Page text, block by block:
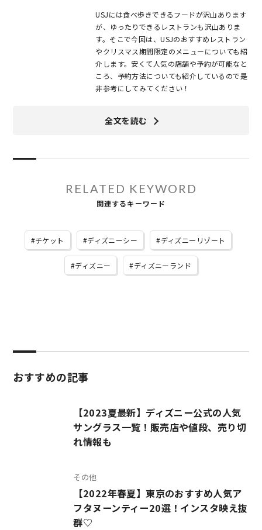
USJには食べ歩きできるフードが沢山あります
が、ゆったりできるレストランも沢山ありま
す。そこで今回は、USJのおすすめレストラン
やクリスマス期間限定のメニューについても紹
介します。安くて人気の店舗や予約が可能なと
ころ、予約方法についても紹介しているので是
非参考にしてみてください！
全文を読む
RELATED KEYWORD
関連するキーワード
チケット ディズニーシー ディズニーリゾート
ディズニー ディズニーランド
おすすめの記事
【2023夏最新】ディズニー公式の人気
サングラス一覧！販売店や値段、売り切
れ情報も
その他
【2022年春夏】東京のおすすめ人気ア
フタヌーンティー20選！インスタ映え抜
群♡